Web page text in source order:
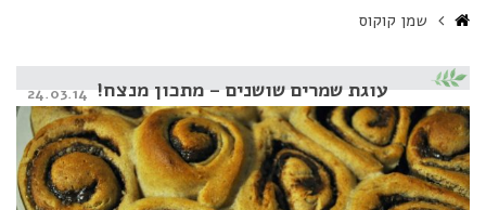
Homeשמן קוקוס
עוגת שמרים שושנים – מתכון מנצח! Posted
on
24.03.14